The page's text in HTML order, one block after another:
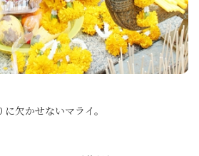
に欠かせないマライ。